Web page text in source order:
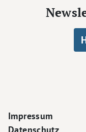
Footer
Impressum
Datenschutz